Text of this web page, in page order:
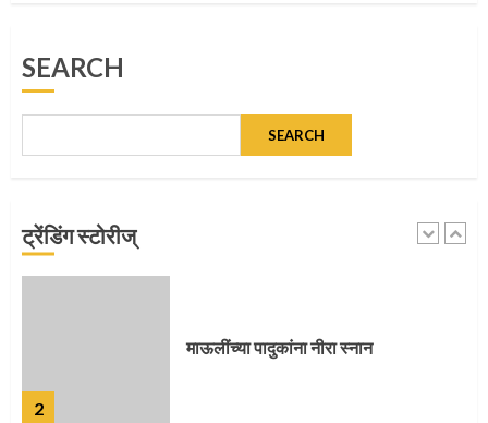
SEARCH
SEARCH
ट्रेंडिंग स्टोरीज्
5
1
2
माऊलींच्या पादुकांना नीरा स्नान